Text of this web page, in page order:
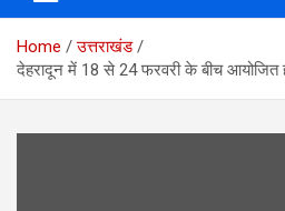
Home
उत्तराखंड
देहरादून में 18 से 24 फरवरी के बीच आयोजित